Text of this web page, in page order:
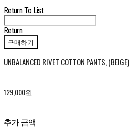
Return To List
Return
구매하기
UNBALANCED RIVET COTTON PANTS, (BEIGE)
129,000원
추가 금액